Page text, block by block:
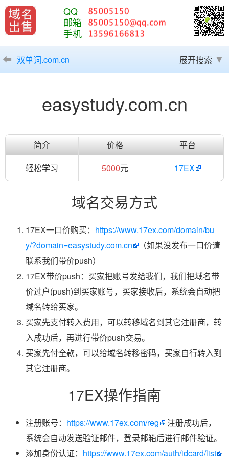
QQ
邮箱
手机
双单词.com.cn 展开搜索
easystudy.com.cn
简介 价格
平台
轻松学习
5000元 17EX
域名交易方式
17EX一口价购买： https://www.17ex.com/domain/bu
y/?domain=easystudy.com.cn
（如果没发布一口价请
联系我们带价push）
17EX带价push：买家把账号发给我们，我们把域名带
价过户(push)到买家账号，买家接收后，系统会自动把
域名转给买家。
买家先支付转入费用，可以转移域名到其它注册商，转
入成功后，再进行带价push交易。
买家先付全款，可以给域名转移密码，买家自行转入到
其它注册商。
17EX操作指南
注册账号： https://www.17ex.com/reg
注册成功后，
系统会自动发送验证邮件，登录邮箱后进行邮件验证。
添加身份认证： https://www.17ex.com/auth/idcard/list